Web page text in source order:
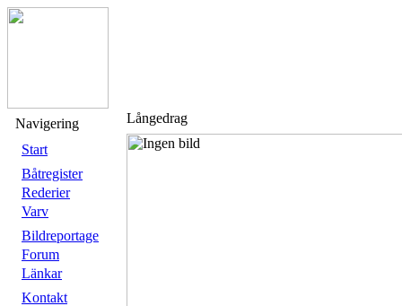
Navigering
Start
Båtregister
Rederier
Varv
Bildreportage
Forum
Länkar
Kontakt
Långedrag